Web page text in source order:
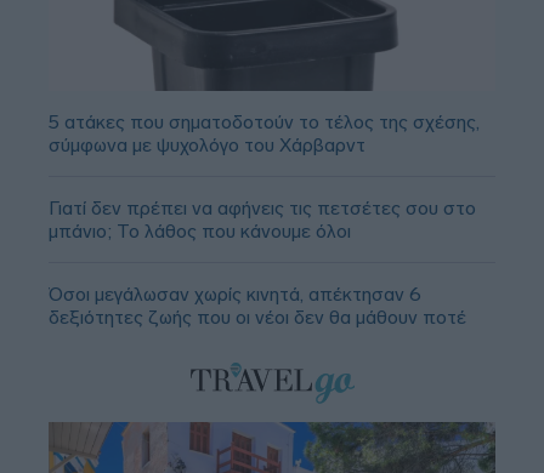
5 ατάκες που σηματοδοτούν το τέλος της σχέσης,
σύμφωνα με ψυχολόγο του Χάρβαρντ
Γιατί δεν πρέπει να αφήνεις τις πετσέτες σου στο
μπάνιο; Το λάθος που κάνουμε όλοι
Όσοι μεγάλωσαν χωρίς κινητά, απέκτησαν 6
δεξιότητες ζωής που οι νέοι δεν θα μάθουν ποτέ